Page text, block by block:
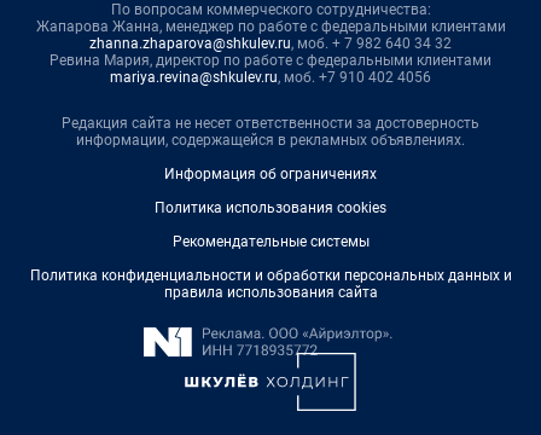
По вопросам коммерческого сотрудничества:
Жапарова Жанна, менеджер по работе с федеральными клиентами
zhanna.zhaparova@shkulev.ru, моб. + 7 982 640 34 32
Ревина Мария, директор по работе с федеральными клиентами
mariya.revina@shkulev.ru, моб. +7 910 402 4056
Редакция сайта не несет ответственности за достоверность
информации, содержащейся в рекламных объявлениях.
Информация об ограничениях
Политика использования cookies
Рекомендательные системы
Политика конфиденциальности и обработки персональных данных и
правила использования сайта